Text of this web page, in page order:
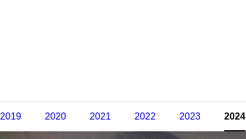
2019 2020 2021 2022 2023 2024